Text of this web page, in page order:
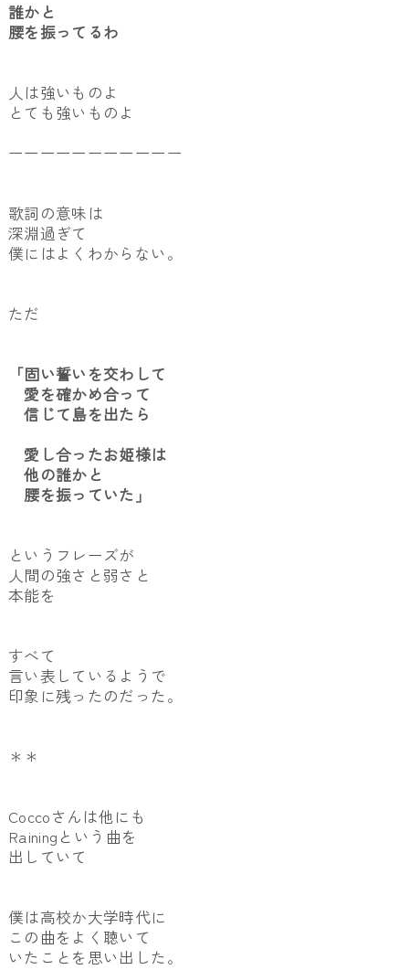
誰かと
腰を振ってるわ
人は強いものよ
とても強いものよ
ーーーーーーーーーーー
歌詞の意味は
深淵過ぎて
僕にはよくわからない。
ただ
「固い誓いを交わして
愛を確かめ合って
信じて島を出たら
愛し合ったお姫様は
他の誰かと
腰を振っていた」
というフレーズが
人間の強さと弱さと
本能を
すべて
言い表しているようで
印象に残ったのだった。
＊＊
Coccoさんは他にも
Rainingという曲を
出していて
僕は高校か大学時代に
この曲をよく聴いて
いたことを思い出した。